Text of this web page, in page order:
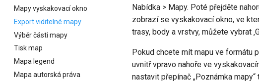
Mapy vyskakovací okno
Export viditelné mapy
Výběr části mapy
Tisk map
Mapa legend
Mapa autorská práva
Nabídka > Mapy. Poté přejděte
zobrazí se vyskakovací okno, ve
trasy, body a vrstvy, můžete vybrat
Pokud chcete mít mapu ve formátu
uvnitř vpravo nahoře ve
nastavit přepínač „Poznámka